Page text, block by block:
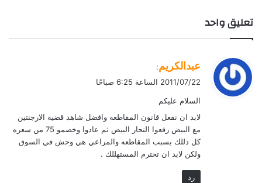
تعليق واحد
ي
ل
عبدالكريم:
2011/07/22 الساعة 6:25 صباحًا
السلام عليكم
لابد ان نفعل قانون المقاطعه وافضل شاهد قضية الارجنتين
مع البيض رفعوا التجار البيض ثم عادوا وخصمو 75 من سعره
كل ذللك بسبب المقاطعه والمراعي هي وحش في السوق
ولكن لابد ان تحترم المستهللك .
رد